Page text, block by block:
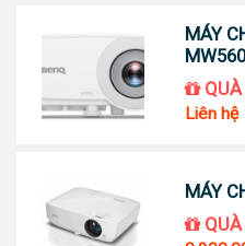
MÁY
QUÀ
Liên hệ
MÁY
QUÀ